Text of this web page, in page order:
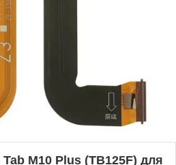
M10 Plus (TB125F) для